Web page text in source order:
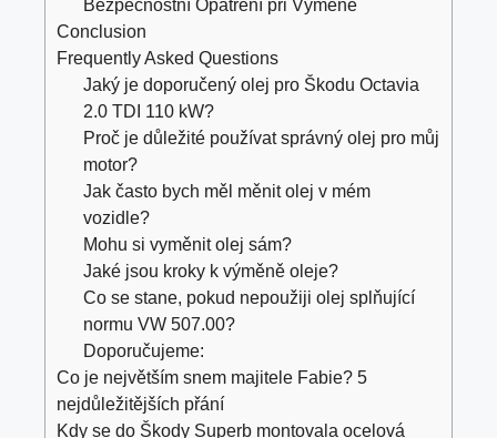
Bezpečnostní Opatření při Výměně
Conclusion
Frequently Asked Questions
Jaký je doporučený olej pro Škodu Octavia
2.0 TDI 110 kW?
Proč je důležité používat správný olej pro můj
motor?
Jak často bych měl měnit olej v mém
vozidle?
Mohu si vyměnit olej sám?
Jaké jsou kroky k výměně oleje?
Co se stane, pokud nepoužiji olej splňující
normu VW 507.00?
Doporučujeme:
Co je největším snem majitele Fabie? 5
nejdůležitějších přání
Kdy se do Škody Superb montovala ocelová